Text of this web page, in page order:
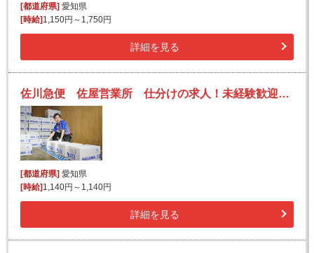
[都道府県] 愛知県
[時給] 1,150円～1,750円
詳細を見る
佐川急便 佐屋営業所 仕分けの求人！未経験歓迎！先輩たちがサポートします♪
[都道府県] 愛知県
[時給] 1,140円～1,140円
詳細を見る